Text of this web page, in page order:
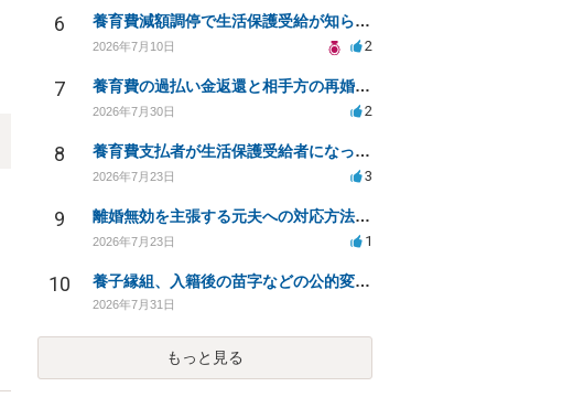
6 養育費減額調停で生活保護受給が知られるリスクは？
2026年7月10日 2
7 養育費の過払い金返還と相手方の再婚に関する相談
2026年7月30日 2
8 養育費支払者が生活保護受給者になった場合の支払い可否
2026年7月23日 3
9 離婚無効を主張する元夫への対応方法と注意点
2026年7月23日 1
10 養子縁組、入籍後の苗字などの公的変更手続きについて。
2026年7月31日
もっと見る